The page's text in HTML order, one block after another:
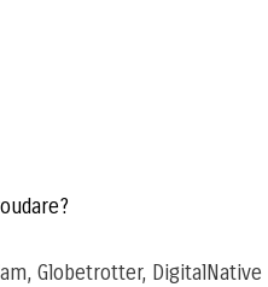
Globetrotter, DigitalNative